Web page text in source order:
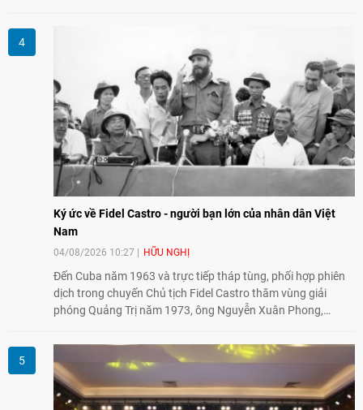
Ký ức về Fidel Castro - người bạn lớn của nhân dân Việt
Nam
04/08/2026 10:27 HỮU NGHỊ
Đến Cuba năm 1963 và trực tiếp tháp tùng, phối hợp phiên
dịch trong chuyến Chủ tịch Fidel Castro thăm vùng giải
phóng Quảng Trị năm 1973, ông Nguyễn Xuân Phong,
hình ảnh không phai về người bạn lớn thủy chung, tận tụy
của nhân dân Việt Nam.